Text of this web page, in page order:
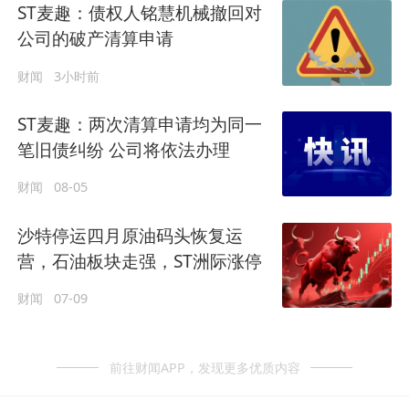
ST麦趣：债权人铭慧机械撤回对
公司的破产清算申请
财闻 3小时前
ST麦趣：两次清算申请均为同一
笔旧债纠纷 公司将依法办理
财闻 08-05
沙特停运四月原油码头恢复运
营，石油板块走强，ST洲际涨停
财闻 07-09
前往财闻APP，发现更多优质内容